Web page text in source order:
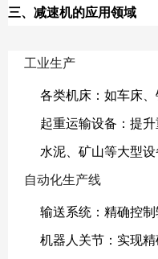
三、减速机的应用领域
工业生产
各类机床：如车床、
起重运输设备：提升
水泥、矿山等大型设
自动化生产线
输送系统：精确控制
机器人关节：实现精